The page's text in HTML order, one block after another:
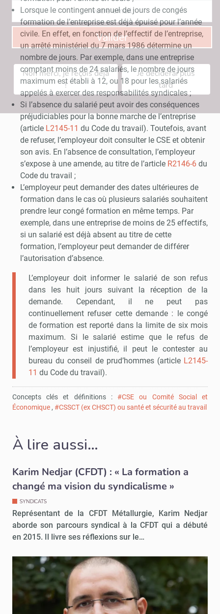
Lorsque le contingent annuel de jours de congés
formation de l’entreprise est déjà épuisé pour l’année
civile. En effet, en fonction de l’effectif de l’entreprise,
un arrêté ministériel du 7 mars 1986 détermine un
nombre de jours. Par exemple, dans une entreprise
comptant moins de 24 salariés, le nombre de jours
maximum est établi à 12, ou 18 pour les salariés
appelés à exercer des responsabilités syndicales ;
Si l’absence du salarié peut avoir des conséquences
préjudiciables pour la bonne marche de l’entreprise
(article L2145-11 du Code du travail). Toutefois, avant
de refuser, l’employeur doit consulter le CSE et obtenir
son avis. En l’absence de consultation, l’employeur
s’expose à une amende, au titre de l’article R2146-6du
Code du travail ;
L’employeur peut demander des dates ultérieures de
formation dans le cas où plusieurs salariés souhaitent
prendre leur congé formation en même temps. Par
exemple, dans une entreprise de moins de 25 effectifs,
si un salarié est déjà absent au titre de cette
formation, l’employeur peut demander de différer
l’autorisation d’absence.
L’employeur doit informer le salarié de son refus
dans les huit jours suivant la réception de la
demande. Cependant, il ne peut pas
continuellement refuser cette demande : le congé
de formation est reporté dans la limite de six mois
maximum. Si le salarié estime que le refus de
l’employeur est injustifié, il peut le contester au
bureau du conseil de prud’hommes (article L2145-
11 du Code du travail).
Concepts clés et définitions :#CSE ou Comité Social et
Économique , #CSSCT (ex CHSCT) ou santé et sécurité au travail
À lire aussi…
Karim Nedjar (CFDT) : « La formation a
changé ma vision du syndicalisme »
SYNDICATS
Représentant de la CFDT Métallurgie, Karim Nedjar
aborde son parcours syndical à la CFDT qui a débuté
en 2015. Il livre ses réflexions sur le…
Valider
Non merci, je reçois déjà
!
Je déciderai plus
tard